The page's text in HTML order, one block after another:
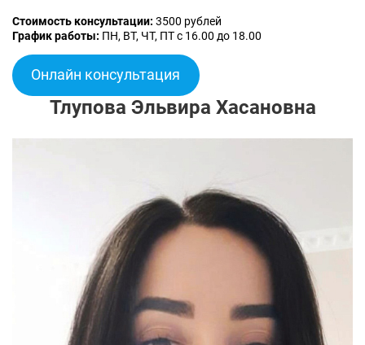
Стоимость консультации: 3500 рублей
График работы: ПН, ВТ, ЧТ, ПТ с 16.00 до 18.00
Онлайн консультация
Тлупова Эльвира Хасановна